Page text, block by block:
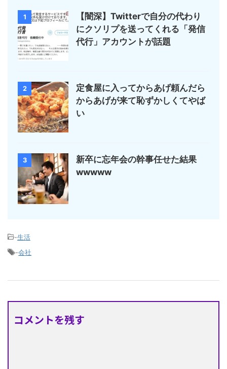
1
【闇深】Twitterで自分の代わり
にクソリプを送ってくれる「発信
代行」アカウントが話題
2
定食屋に入ってからあげ頼んだら
からあげが来て恥ずかしくてやば
い
3
新卒に忘年会の幹事任せた結果
wwwww
-生活
-会社
コメントを残す